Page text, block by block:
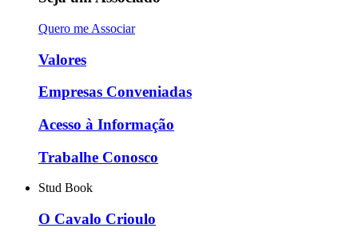
Quero me Associar
Valores
Empresas Conveniadas
Acesso à Informação
Trabalhe Conosco
Stud Book
O Cavalo Crioulo